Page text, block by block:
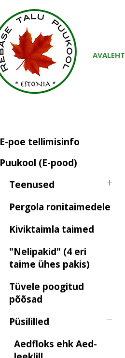
AVALEHT
E-poe tellimisinfo
Puukool (E-pood)
Teenused
Pergola ronitaimedele
Kiviktaimla taimed
"Nelipakid" (4 eri
taime ühes pakis)
Tüvele poogitud
põõsad
Püsililled
Aedfloks ehk Aed-